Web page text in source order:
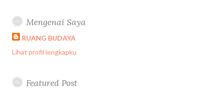
Mengenai Saya
RUANG BUDAYA
Lihat profil lengkapku
Featured Post